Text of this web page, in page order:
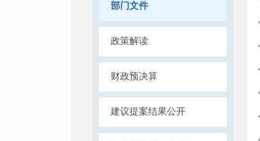
部门文件
政策解读
财政预决算
建议提案结果公开